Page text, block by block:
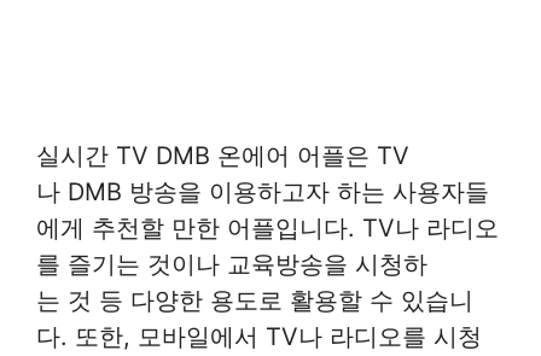
실시간 TV DMB 온에어 어플은 TV
나 DMB 방송을 이용하고자 하는 사용자들
에게 추천할 만한 어플입니다. TV나 라디오
를 즐기는 것이나 교육방송을 시청하
는 것 등 다양한 용도로 활용할 수 있습니
다. 또한, 모바일에서 TV나 라디오를 시청